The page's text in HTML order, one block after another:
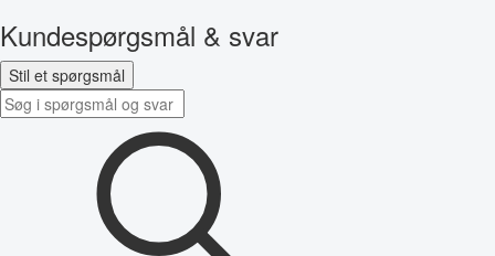
Kundespørgsmål & svar
Stil et spørgsmål